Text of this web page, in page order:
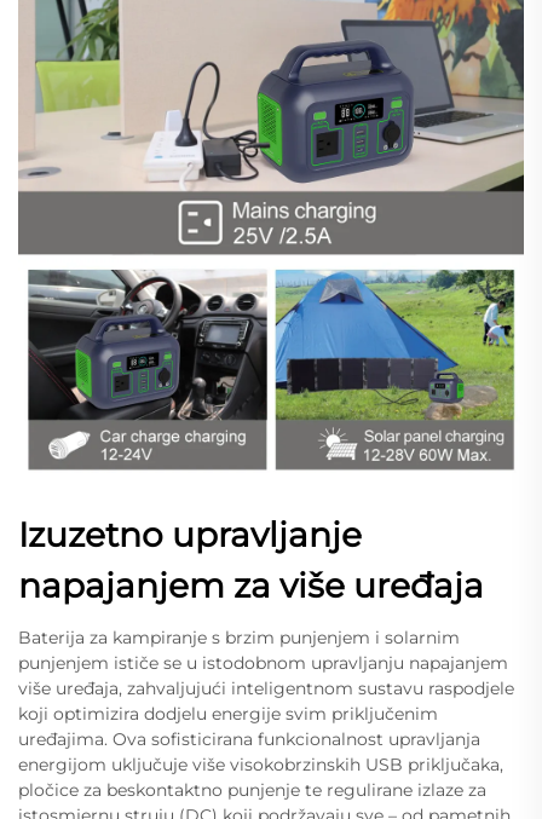
Izuzetno upravljanje
napajanjem za više uređaja
Baterija za kampiranje s brzim punjenjem i solarnim
punjenjem ističe se u istodobnom upravljanju napajanjem
više uređaja, zahvaljujući inteligentnom sustavu raspodjele
koji optimizira dodjelu energije svim priključenim
uređajima. Ova sofisticirana funkcionalnost upravljanja
energijom uključuje više visokobrzinskih USB priključaka,
pločice za beskontaktno punjenje te regulirane izlaze za